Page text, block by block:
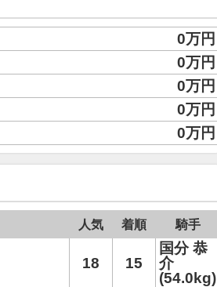
0万円
0万円
0万円
0万円
0万円
人気 着順 騎手
18 15
国分 恭
介
(54.0kg)